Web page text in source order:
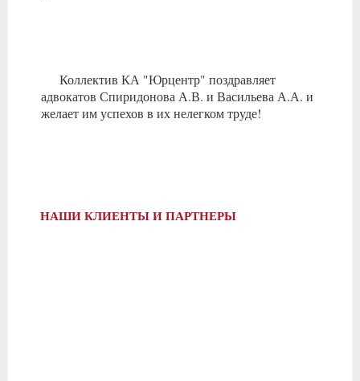
Коллектив КА "Юрцентр" поздравляет
адвокатов Спиридонова А.В. и Васильева А.А. и
желает им успехов в их нелегком труде!
НАШИ КЛИЕНТЫ И ПАРТНЕРЫ